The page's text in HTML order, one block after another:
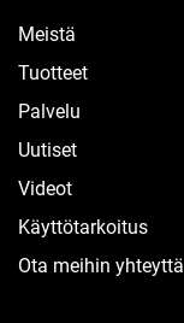
Meistä
Tuotteet
Palvelu
Uutiset
Videot
Käyttötarkoitus
Ota meihin yhteyttä